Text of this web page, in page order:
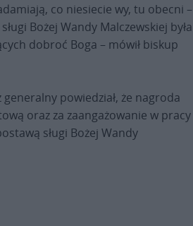
co niesiecie wy, tu obecni –
Bożej Wandy Malczewskiej była
dobroć Boga – mówił biskup
powiedział, że nagroda
oraz za zaangażowanie w pracy
sługi Bożej Wandy